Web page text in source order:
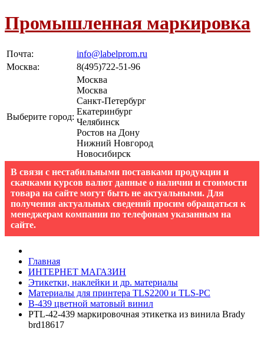
Промышленная маркировка
Почта:
info@labelprom.ru
Москва: 8(495)722-51-96
Выберите город:
Москва
Москва
Санкт-Петербург
Екатеринбург
Челябинск
Ростов на Дону
Нижний Новгород
Новосибирск
В связи с нестабильными поставками продукции и
скачками курсов валют данные о наличии и стоимости
товара на сайте могут быть не актуальными. Для
получения актуальных сведений просим обращаться к
менеджерам компании по телефонам указанным на
сайте.
Главная
ИНТЕРНЕТ МАГАЗИН
Этикетки, наклейки и др. материалы
Материалы для принтера TLS2200 и TLS-PC
B-439 цветной матовый винил
PTL-42-439 маркировочная этикетка из винила Brady
brd18617